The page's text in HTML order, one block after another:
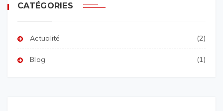
CATÉGORIES
Actualité (2)
Blog (1)